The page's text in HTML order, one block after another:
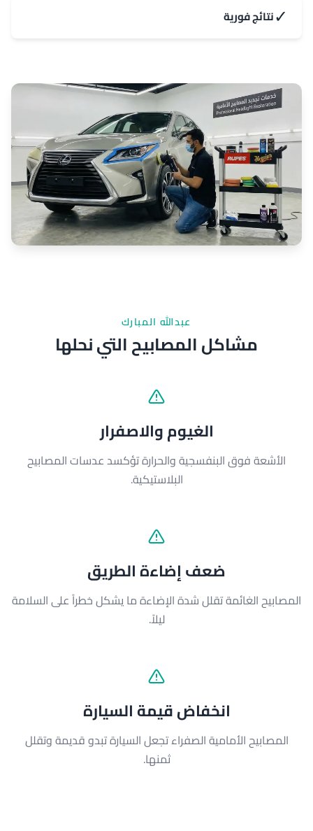
✓نتائج فورية
عبدالله المبارك
مشاكل المصابيح التي نحلها
الغيوم والاصفرار
الأشعة فوق البنفسجية والحرارة تؤكسد عدسات المصابيح
البلاستيكية.
ضعف إضاءة الطريق
المصابيح الغائمة تقلل شدة الإضاءة ما يشكل خطراً على السلامة
ليلاً.
انخفاض قيمة السيارة
المصابيح الأمامية الصفراء تجعل السيارة تبدو قديمة وتقلل
ثمنها.